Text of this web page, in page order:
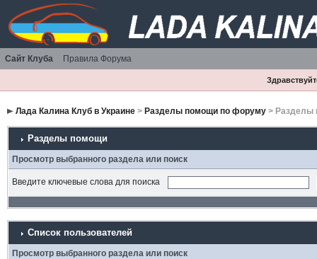
Сайт Клуба Правила Форума
Лада Калина Клуб в Украине> Разделы помощи по форуму> Разделы
Разделы помощи
Просмотр выбранного раздела или поиск
Введите ключевые слова для поиска
Список пользователей
Просмотр выбранного раздела или поиск